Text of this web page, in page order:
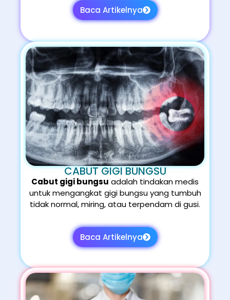
Baca Artikelnya
CABUT GIGI BUNGSU
Cabut gigi bungsu adalah tindakan medis
untuk mengangkat gigi bungsu yang tumbuh
tidak normal, miring, atau terpendam di gusi.
Baca Artikelnya